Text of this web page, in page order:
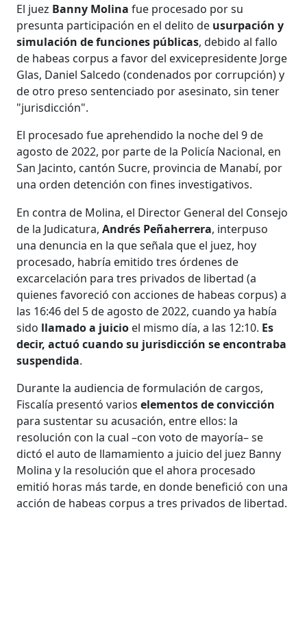
El juez Banny Molina fue procesado por su
presunta participación en el delito de usurpación y
simulación de funciones públicas, debido al fallo
de habeas corpus a favor del exvicepresidente Jorge
Glas, Daniel Salcedo (condenados por corrupción) y
de otro preso sentenciado por asesinato, sin tener
"jurisdicción".
El procesado fue aprehendido la noche del 9 de
agosto de 2022, por parte de la Policía Nacional, en
San Jacinto, cantón Sucre, provincia de Manabí, por
una orden detención con fines investigativos.
En contra de Molina, el Director General del Consejo
de la Judicatura,Andrés Peñaherrera, interpuso
una denuncia en la que señala que el juez, hoy
procesado, habría emitido tres órdenes de
excarcelación para tres privados de libertad (a
quienes favoreció con acciones de habeas corpus) a
las 16:46 del 5 de agosto de 2022, cuando ya había
sido llamado a juicio el mismo día, a las 12:10. Es
decir, actuó cuando su jurisdicción se encontraba
suspendida.
Durante la audiencia de formulación de cargos,
Fiscalía presentó varioselementos de convicción
para sustentar su acusación, entre ellos: la
resolución con la cual –con voto de mayoría– se
dictó el auto de llamamiento a juicio del juez Banny
Molina y la resolución que el ahora procesado
emitió horas más tarde, en donde benefició con una
acción de habeas corpus a tres privados de libertad.